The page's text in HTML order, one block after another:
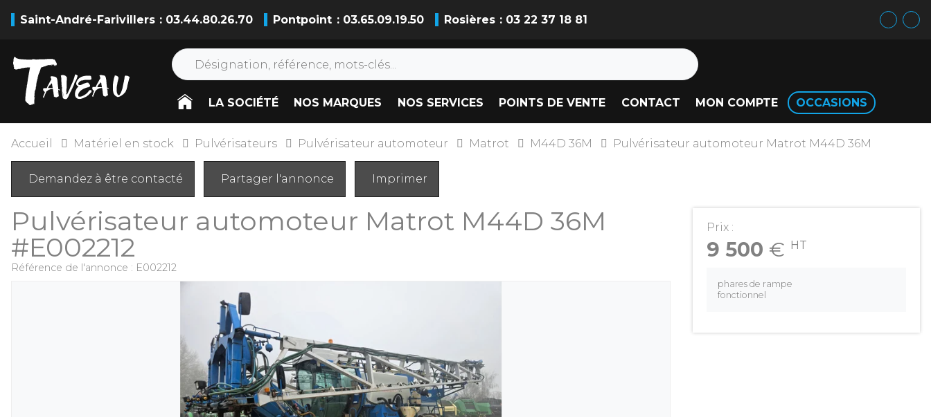
Saint-André-Farivillers : 03.44.80.26.70 Pontpoint : 03.65.09.19.50 Rosières : 03 22 37 18 81
LA SOCIÉTÉ NOS MARQUES NOS SERVICES POINTS DE VENTE CONTACT MON COMPTE OCCASIONS
Accueil Matériel en stock Pulvérisateurs Pulvérisateur automoteur Matrot M44D 36M Pulvérisateur automoteur Matrot M44D 36M
Pulvérisateur automoteur Matrot M44D 36M
#E002212
Référence de l'annonce : E002212
Prix :
9 500 € HT
phares de rampe
fonctionnel
Demandez à être contacté Partager l'annonce Imprimer